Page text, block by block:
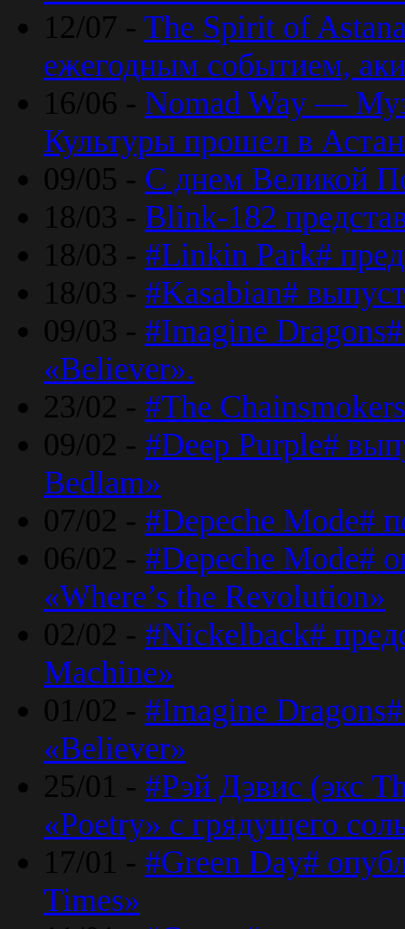
12/07 - The Spirit of
ежегодным событием,
16/06 - Nomad Way —
Культуры прошел в
09/05 - С днем Великой
18/03 - Blink-182
18/03 - #Linkin Park#
18/03 - #Kasabian#
09/03 - #Imagine
«Believer».
23/02 - #The
09/02 - #Deep Purple#
Bedlam»
07/02 - #Depeche Mode#
06/02 - #Depeche Mode#
«Where’s the Revolution»
02/02 - #Nickelback#
Machine»
01/02 - #Imagine
«Believer»
25/01 - #Рэй Дэвис (экс
«Poetry» с грядущего
17/01 - #Green Day#
Times»